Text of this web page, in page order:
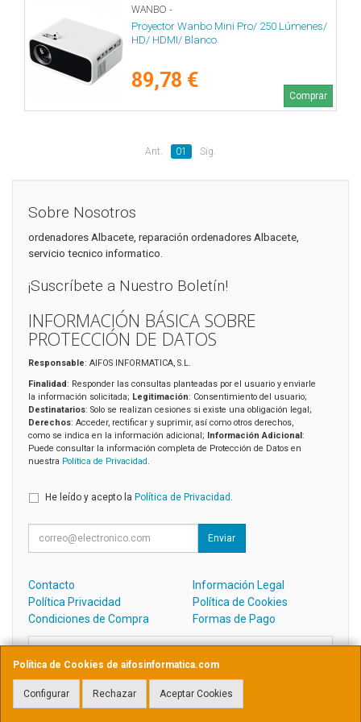
WANBO -
Proyector Wanbo Mini Pro/ 250 Lúmenes/
HD/ HDMI/ Blanco
89,78 €
Comprar
Ant. 01 Sig.
Política de Cookies de aifosinformatica.com
Configurar Rechazar Aceptar Cookies
Sobre Nosotros
ordenadores Albacete, reparación ordenadores Albacete,
servicio tecnico informatico.
¡Suscríbete a Nuestro Boletín!
INFORMACIÓN BÁSICA SOBRE
PROTECCIÓN DE DATOS
Responsable: AIFOS INFORMATICA, S.L.
Finalidad: Responder las consultas planteadas por el usuario y enviarle
la información solicitada; Legitimación: Consentimiento del usuario;
Destinatarios: Solo se realizan cesiones si existe una obligación legal;
Derechos: Acceder, rectificar y suprimir, así como otros derechos,
como se indica en la información adicional;
Información Adicional :
Puede consultar la información completa de Protección de Datos en
nuestra Política de Privacidad .
He leído y acepto la Política de Privacidad
Enviar
Contacto
Información Legal
Política Privacidad
Política de Cookies
Condiciones de Compra
Formas de Pago
Contacto
admin@aifosinformatica.com